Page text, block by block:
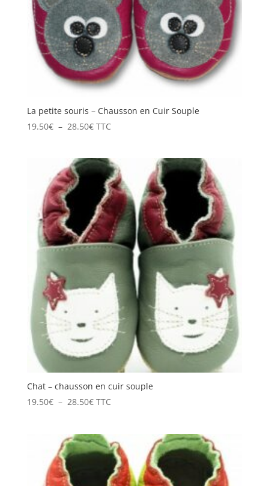
La petite souris – Chausson en Cuir Souple
19.50€ – 28.50€Plage
19.50€
28.50€
TTC
Chat – chausson en cuir souple
19.50€ – 28.50€Plage
19.50€
à
28.50€
TTC